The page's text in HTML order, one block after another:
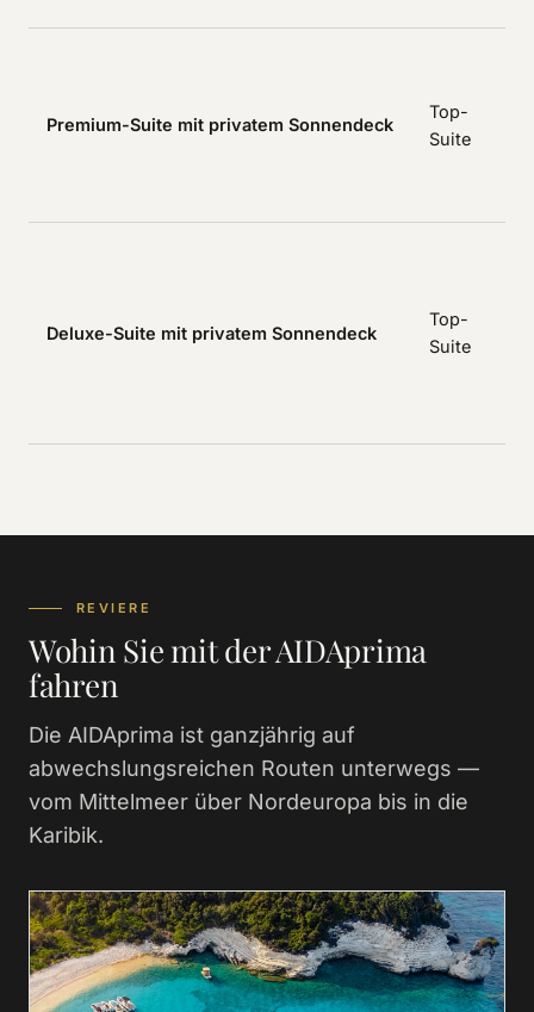
Premium-Suite mit privatem Sonnendeck
Top-
Suite
Deluxe-Suite mit privatem Sonnendeck
Top-
Suite
REVIERE
Wohin Sie mit der AIDAprima
fahren
Die AIDAprima ist ganzjährig auf
abwechslungsreichen Routen unterwegs —
vom Mittelmeer über Nordeuropa bis in die
Karibik.